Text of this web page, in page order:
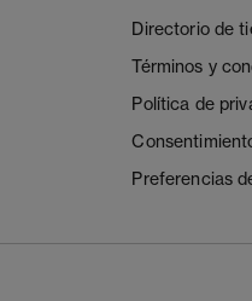
Directorio de
Términos y
Política de
Preferencias